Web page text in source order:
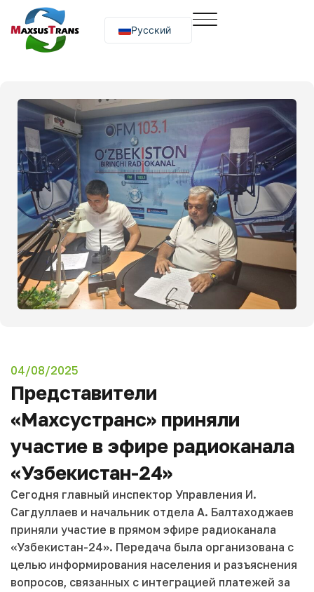
Русский
O‘zbekcha
04/08/2025
Представители
«Махсустранс» приняли
участие в эфире радиоканала
«Узбекистан-24»
Сегодня главный инспектор Управления И.
Сагдуллаев и начальник отдела А. Балтаходжаев
приняли участие в прямом эфире радиоканала
«Узбекистан-24». Передача была организована с
целью информирования населения и разъяснения
вопросов, связанных с интеграцией платежей за